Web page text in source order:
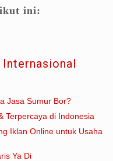
ini:
Internasional
Jasa Sumur Bor?
Terpercaya di Indonesia
Iklan Online untuk Usaha
Ya Di